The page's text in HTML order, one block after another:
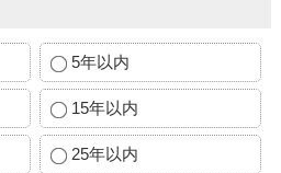
5年以内
15年以内
25年以内